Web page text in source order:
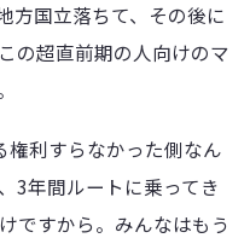
方国立落ちて、その後に
の超直前期の人向けのマ
権利すらなかった側なん
3年間ルートに乗ってき
ですから。みんなはもう